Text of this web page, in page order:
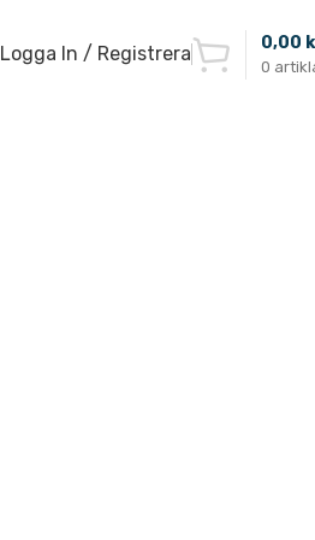
Logga In / Registrera
0
0,00